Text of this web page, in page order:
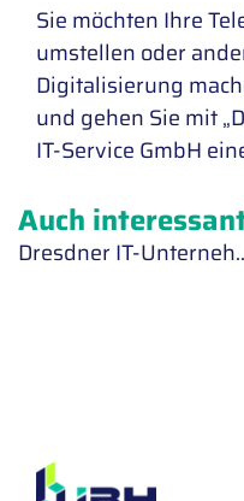
Auch
Dresdner IT-Unternehmen als
Sie möchten Ihre
umstellen oder
Digitalisierung
und gehen Sie mit
IT-Service GmbH